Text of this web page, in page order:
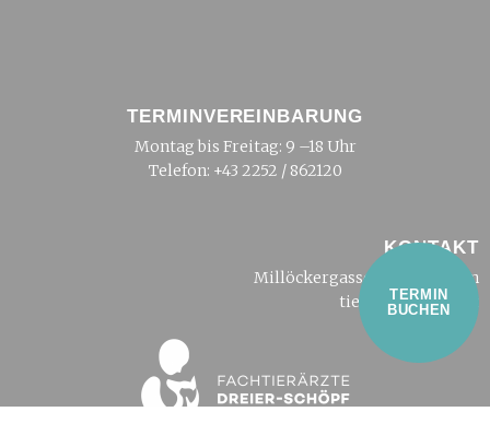
TERMIN
BUCHEN
TERMINVEREINBARUNG
Montag bis Freitag: 9 –18 Uhr
Telefon: +43 2252 / 862120
KONTAKT
Millöckergasse 2, 2500 Baden
tierarzt@dreier.at